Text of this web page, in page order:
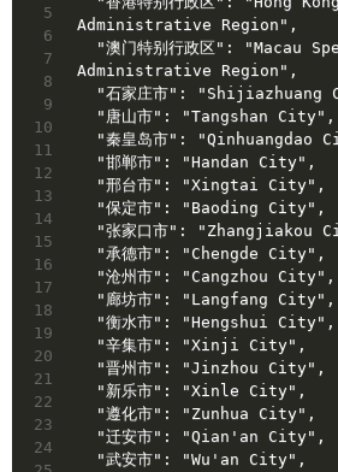
5
6
7
8
9
10
11
12
13
14
15
16
17
18
19
20
21
22
23
24
Administrative Region",
Administrative Region",
"石家庄市": "Shijiazhuang
  "唐山市": "Tangshan City",
"秦皇岛市": "Qinhuangdao
  "邯郸市": "Handan City",
  "邢台市": "Xingtai City",
  "保定市": "Baoding City",
"张家口市": "Zhangjiakou
  "承德市": "Chengde City",
  "沧州市": "Cangzhou City",
  "廊坊市": "Langfang City",
  "衡水市": "Hengshui City",
  "辛集市": "Xinji City",
  "晋州市": "Jinzhou City",
  "新乐市": "Xinle City",
  "遵化市": "Zunhua City",
  "迁安市": "Qian'an City",
  "武安市": "Wu'an City",